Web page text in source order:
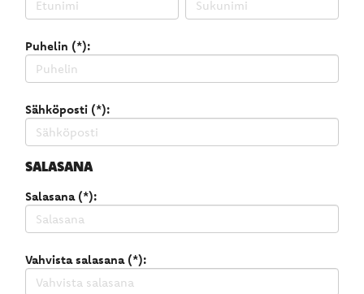
Puhelin (*):
Sähköposti (*):
SALASANA
Salasana (*):
Vahvista salasana (*):